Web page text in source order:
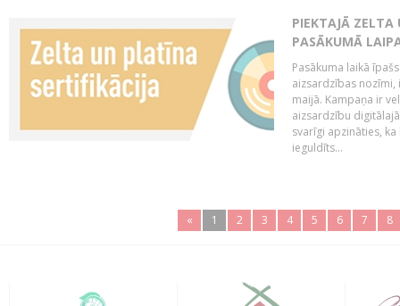
PIEKTAJĀ ZELTA
PASĀKUMĀ
Pasākuma laikā
aizsardzības nozīmi,
maijā. Kampaņa ir
aizsardzību
svarīgi apzināties,
ieguldīts...
« 1 2 3 4 5 6 7 8